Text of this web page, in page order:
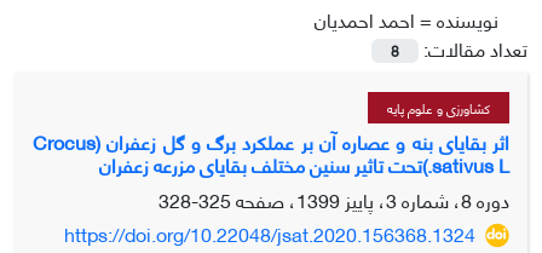
نویسنده =احمد احمدیان
تعداد مقالات:
8
کشاورزی و علوم پایه
اثر بقایای بنه و عصاره آن بر عملکرد برگ و گل زعفران (Crocus
sativus L.)تحت تاثیر سنین مختلف بقایای مزرعه زعفران
دوره 8، شماره 3، پاییز 1399، صفحه
325-328
https://doi.org/10.22048/jsat.2020.156368.1324